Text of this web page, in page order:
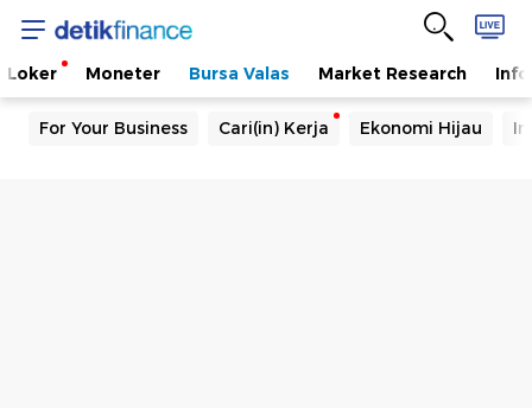
Loker Moneter Bursa Valas Market Research
For Your Business Cari(in) Kerja Ekonomi Hijau